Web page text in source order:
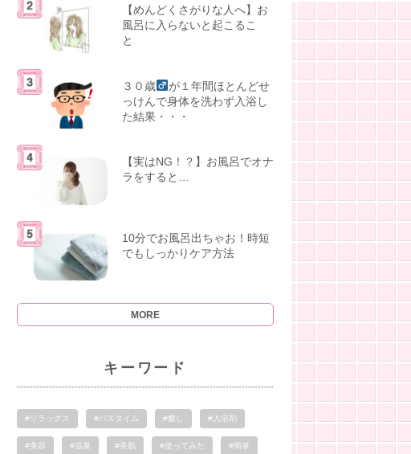
【めんどくさがりな人へ】お
風呂に入らないと起こるこ
と
３０歳
が１年間ほとんどせ
っけんで身体を洗わず入浴し
た結果・・・
【実はNG！？】お風呂でオナ
ラをすると…
10分でお風呂出ちゃお！時短
でもしっかりケア方法
MORE
キーワード
#リラックス #バスタイム #癒し #入浴剤
#美容 #温泉 #美肌 #使ってみた #簡単